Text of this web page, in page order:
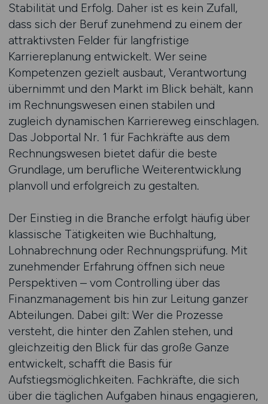
Stabilität und Erfolg. Daher ist es kein Zufall,
dass sich der Beruf zunehmend zu einem der
attraktivsten Felder für langfristige
Karriereplanung entwickelt. Wer seine
Kompetenzen gezielt ausbaut, Verantwortung
übernimmt und den Markt im Blick behält, kann
im Rechnungswesen einen stabilen und
zugleich dynamischen Karriereweg einschlagen.
Das Jobportal Nr. 1 für Fachkräfte aus dem
Rechnungswesen bietet dafür die beste
Grundlage, um berufliche Weiterentwicklung
planvoll und erfolgreich zu gestalten.
Der Einstieg in die Branche erfolgt häufig über
klassische Tätigkeiten wie Buchhaltung,
Lohnabrechnung oder Rechnungsprüfung. Mit
zunehmender Erfahrung öffnen sich neue
Perspektiven – vom Controlling über das
Finanzmanagement bis hin zur Leitung ganzer
Abteilungen. Dabei gilt: Wer die Prozesse
versteht, die hinter den Zahlen stehen, und
gleichzeitig den Blick für das große Ganze
entwickelt, schafft die Basis für
Aufstiegsmöglichkeiten. Fachkräfte, die sich
über die täglichen Aufgaben hinaus engagieren,